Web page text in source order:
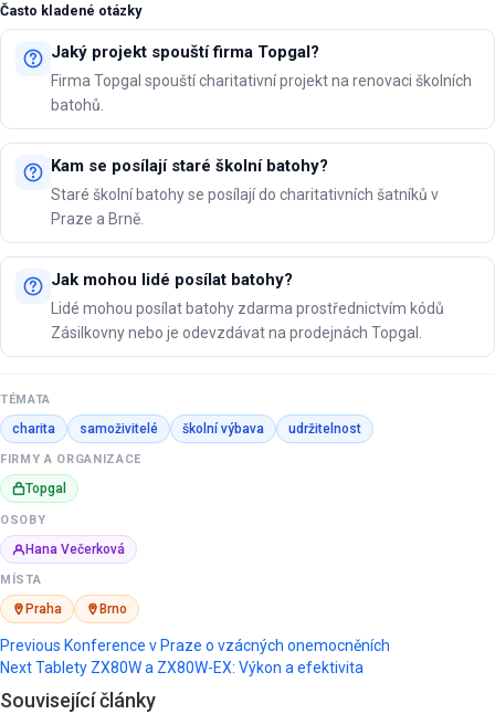
Často kladené otázky
Jaký projekt spouští firma Topgal?
Firma Topgal spouští charitativní projekt na renovaci školních
batohů.
Kam se posílají staré školní batohy?
Staré školní batohy se posílají do charitativních šatníků v
Praze a Brně.
Jak mohou lidé posílat batohy?
Lidé mohou posílat batohy zdarma prostřednictvím kódů
Zásilkovny nebo je odevzdávat na prodejnách Topgal.
TÉMATA
charita samoživitelé školní výbava udržitelnost
FIRMY A ORGANIZACE
Topgal
OSOBY
Hana Večerková
MÍSTA
Praha Brno
Post
navigation
Previous Konference v Praze o vzácných onemocněních
NextTablety ZX80W a ZX80W-EX: Výkon a efektivita
Související články